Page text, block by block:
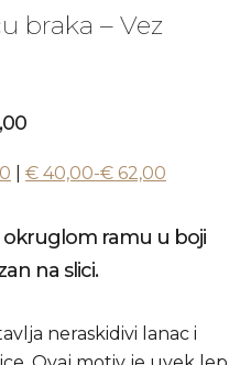
braka – Vez
Raspon
od
do
€ 40,00-€ 62,00
ramu u boji
na slici.
neraskidivi lanac i